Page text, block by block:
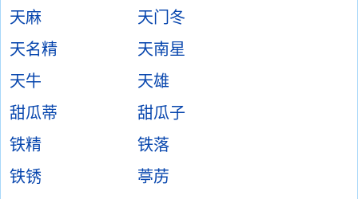
天麻
天门冬
天名精
天南星
天牛
天雄
甜瓜蒂
甜瓜子
铁精
铁落
铁锈
葶苈